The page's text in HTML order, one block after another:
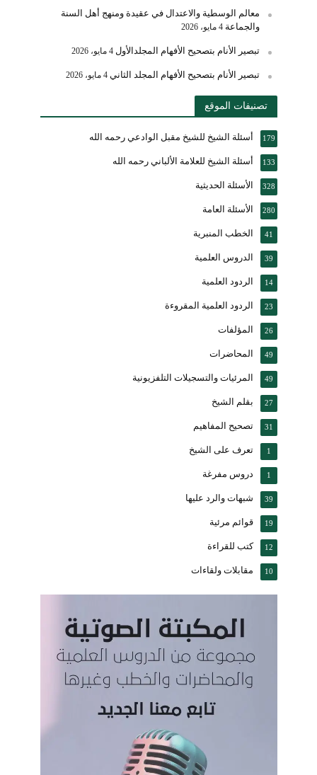
معالم الوسطية والاعتدال في عقيدة ومنهج أهل السنة
والجماعة 4 مايو، 2026
تبصير الأنام بتصحيح الأفهام المجلدالأول 4 مايو، 2026
تبصير الأنام بتصحيح الأفهام المجلد الثاني 4 مايو، 2026
تصنيفات الموقع
أسئلة الشيخ للشيخ مقبل الوادعي رحمه الله 179
أسئلة الشيخ للعلامة الألباني رحمه الله 133
الأسئلة الحديثية 328
الأسئلة العامة 280
الخطب المنبرية 41
الدروس العلمية 39
الردود العلمية 14
الردود العلمية المقروءة 23
المؤلفات 26
المحاضرات 49
المرئيات والتسجيلات التلفزيونية 49
بقلم الشيخ 27
تصحيح المفاهيم 31
تعرف على الشيخ 1
دروس مفرغة 1
شبهات والرد عليها 39
قوائم مرئية 19
كتب للقراءة 12
مقابلات ولقاءات 10